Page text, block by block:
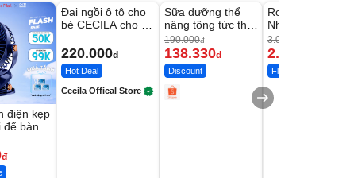
điện kẹp
để bàn
đ
Đai ngồi ô tô cho
bé CECILA cho bé
220.000đ
Hot Deal
Cecila Offical Store
-27%
Sữa dưỡng thể
nâng tông tức thì
Vaseline Body
190.000đ
138.330đ
Discount
Robot Hút Bụi Lau
Nhà - D2-001 -
Thông Minh
3.000.000
2.200.000
Flash Sale